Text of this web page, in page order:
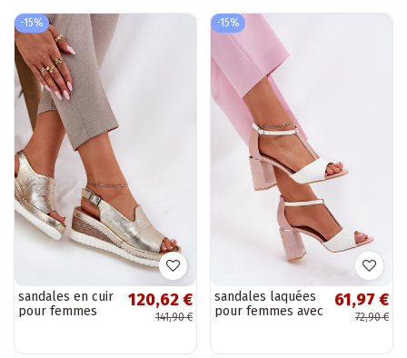
Saredi
-15%
sandales en cuir
pour femmes
120,62 €
141,90 €
-15%
sandales laquées
pour femmes avec
61,97 €
72,90 €